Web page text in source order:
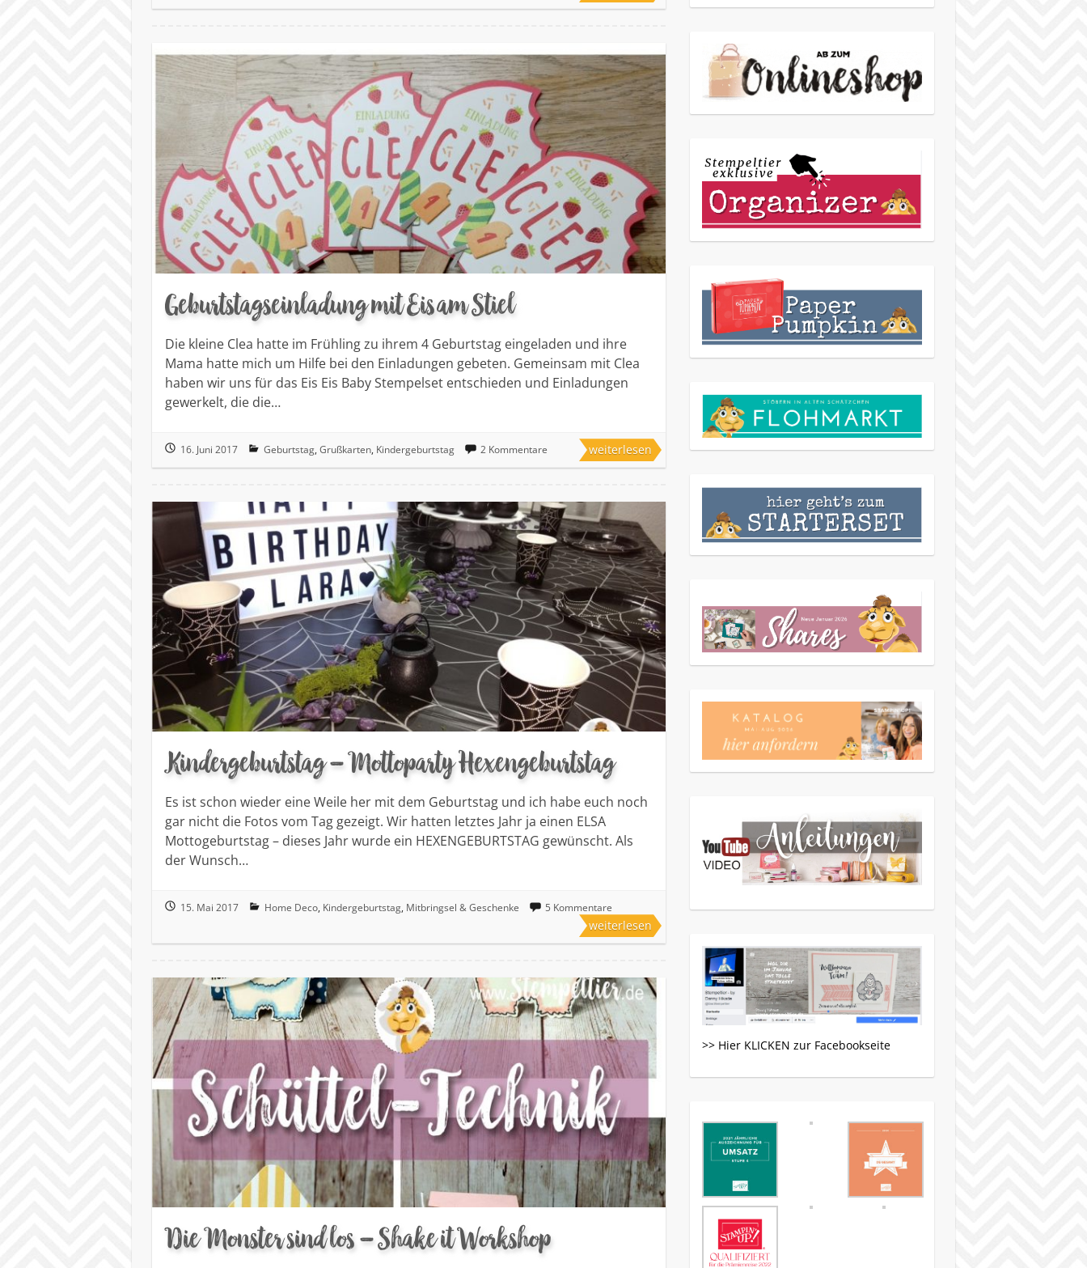
Geburtstagseinladung mit Eis am Stiel
Die kleine Clea hatte im Frühling zu ihrem 4 Geburtstag eingeladen und ihre
Mama hatte mich um Hilfe bei den Einladungen gebeten. Gemeinsam mit Clea
haben wir uns für das Eis Eis Baby Stempelset entschieden und Einladungen
gewerkelt, die die…
16. Juni 2017 Geburtstag, Grußkarten, Kindergeburtstag 2 Kommentare weiterlesen
Kindergeburtstag – Mottoparty Hexengeburtstag
Es ist schon wieder eine Weile her mit dem Geburtstag und ich habe euch noch
gar nicht die Fotos vom Tag gezeigt. Wir hatten letztes Jahr ja einen ELSA
Mottogeburtstag – dieses Jahr wurde ein HEXENGEBURTSTAG gewünscht. Als
der Wunsch…
15. Mai 2017 Home Deco, Kindergeburtstag, Mitbringsel & Geschenke 5 Kommentare
weiterlesen
Die Monster sind los – Shake it Workshop
>> Hier KLICKEN zur Facebookseite